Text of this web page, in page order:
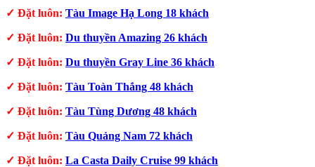
✓ Đặt luôn: Tàu Image Hạ Long 18 khách
✓ Đặt luôn: Du thuyền Amazing 26 khách
✓ Đặt luôn: Du thuyền Gray Line 36 khách
✓ Đặt luôn: Tàu Toàn Thắng 48 khách
✓ Đặt luôn: Tàu Tùng Dương 48 khách
✓ Đặt luôn: Tàu Quảng Nam 72 khách
✓ Đặt luôn: La Casta Daily Cruise 99 khách